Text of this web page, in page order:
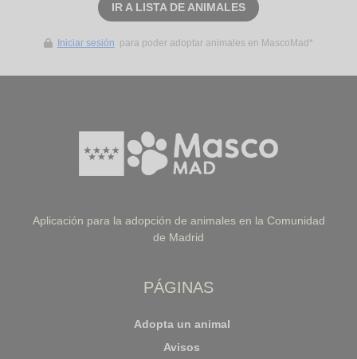
IR A LISTA DE ANIMALES
Iniciar sesión para poder adoptar animales en MascoMad*
Aplicación para la adopción de animales en la Comunidad
de Madrid
PÁGINAS
Adopta un animal
Avisos